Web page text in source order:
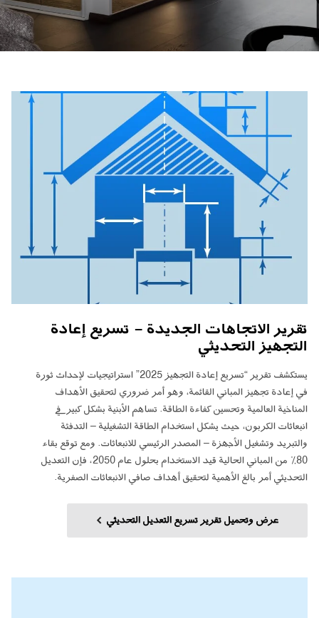
ابق على تواصل معنا
اطلب تقدير السعر
FAQ
ابق على تواصل معنا
AR
تقرير الاتجاهات الجديدة - تسريع إعادة
التجهيز التحديثي
يستكشف تقرير “تسريع إعادة التجهيز 2025” استراتيجيات لإحداث ثورة
في إعادة تجهيز المباني القائمة، وهو أمر ضروري لتحقيق الأهداف
المناخية العالمية وتحسين كفاءة الطاقة. تساهم الأبنية بشكل كبير في
انبعاثات الكربون، حيث يشكل استخدام الطاقة التشغيلية – التدفئة
والتبريد وتشغيل الأجهزة – المصدر الرئيسي للانبعاثات. ومع توقع بقاء
80٪ من المباني الحالية قيد الاستخدام بحلول عام 2050، فإن التعديل
التحديثي أمر بالغ الأهمية لتحقيق أهداف صافي الانبعاثات الصفرية.
عرض وتحميل تقرير تسريع التعديل التحديثي